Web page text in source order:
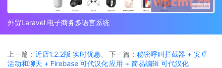
外贸Laravel 电子商务多语言系统
上一篇： 近店1.2.2版 实时优惠、
活动和聊天 + Firebase 可代汉化
下一篇： 秘密呼叫拦截器 + 安卓
应用 + 简易编辑 可代汉化